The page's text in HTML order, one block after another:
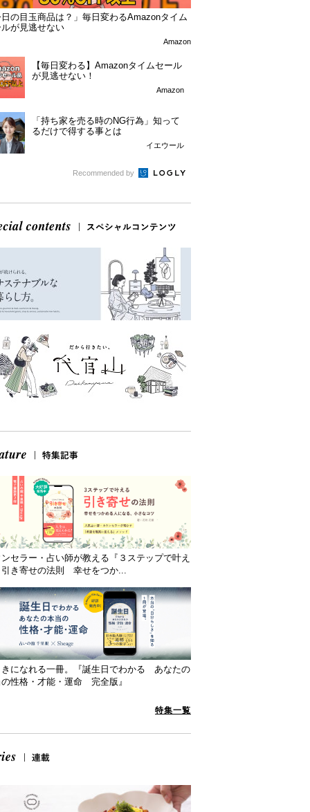
の目玉商品は？」毎日変わるAmazonタイム
が見逃せない
Amazon
【毎日変わる】Amazonタイムセール
が見逃せない！
Amazon
「持ち家を売る時のNG行為」知って
るだけで得する事とは
イエウール
Recommended by
セラー・占い師が教える『３ステップで叶え
き寄せの法則 幸せをつか...
きになれる一冊。『誕生日でわかる あなたの
性格・才能・運命 完全版』
特集一覧